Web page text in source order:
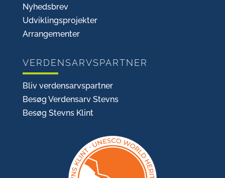
Nyhedsbrev
Udviklingsprojekter
Arrangementer
VERDENSARVSPARTNER
Bliv verdensarvspartner
Besøg Verdensarv Stevns
Besøg Stevns Klint